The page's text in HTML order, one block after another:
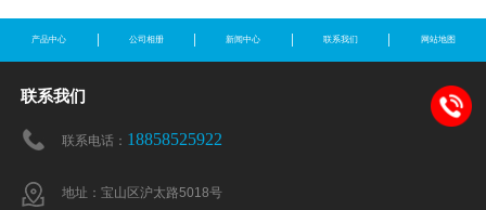
产品中心 公司相册 新闻中心 联系我们 网站地图
联系我们
联系电话： 18858525922
地址：宝山区沪太路5018号